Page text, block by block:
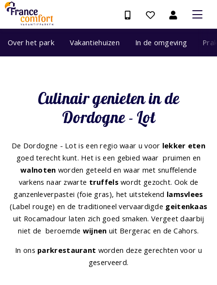
Over het park Vakantiehuizen In de omgeving
Culinair genieten in de
Dordogne - Lot
De Dordogne - Lot is een regio waar u voor lekker eten
goed terecht kunt. Het is een gebied waar pruimen en
walnoten worden geteeld en waar met snuffelende
varkens naar zwarte truffels wordt gezocht. Ook de
ganzenleverpastei (foie gras), het uitstekend lamsvlees
(Label rouge) en de traditioneel vervaardigde geitenkaas
uit Rocamadour laten zich goed smaken. Vergeet daarbij
niet de beroemde wijnen uit Bergerac en de Cahors.
In ons parkrestaurant worden deze gerechten voor u
geserveerd.